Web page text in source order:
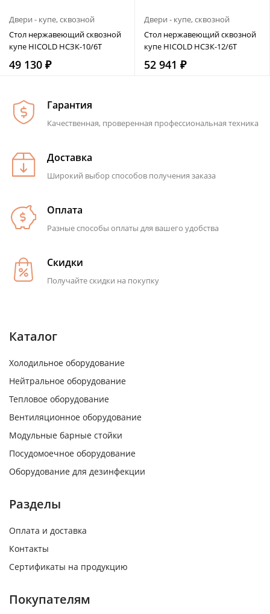
Двери - купе, сквозной
Стол нержавеющий сквозной
купе HICOLD НСЗК-10/6Т
49 130 ₽
Двери - купе, сквозной
Стол нержавеющий сквозной
купе HICOLD НСЗК-12/6Т
52 941 ₽
Гарантия
Качественная, проверенная профессиональная техника
Доставка
Широкий выбор способов получения заказа
Оплата
Разные способы оплаты для вашего удобства
Скидки
Получайте скидки на покупку
Каталог
Холодильное оборудование
Нейтральное оборудование
Тепловое оборудование
Вентиляционное оборудование
Модульные барные стойки
Посудомоечное оборудование
Оборудование для дезинфекции
Разделы
Оплата и доставка
Контакты
Сертификаты на продукцию
Покупателям